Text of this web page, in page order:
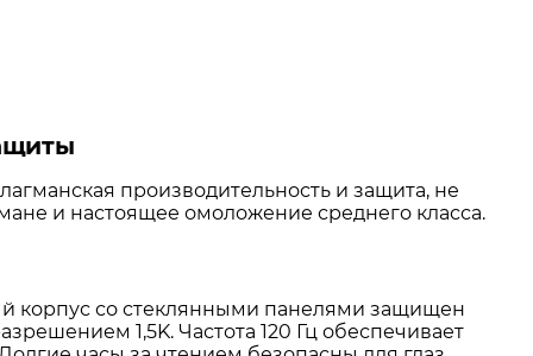
производительность и защита, не
и настоящее омоложение среднего класса.
корпус со стеклянными панелями защищен
1,5K. Частота 120 Гц обеспечивает